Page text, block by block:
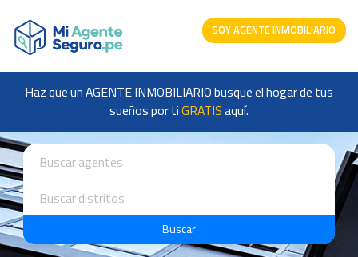
SOY AGENTE INMOBILIARIO
Haz que un AGENTE INMOBILIARIO busque el hogar de tus
sueños por tiGRATISaquí.
Buscar